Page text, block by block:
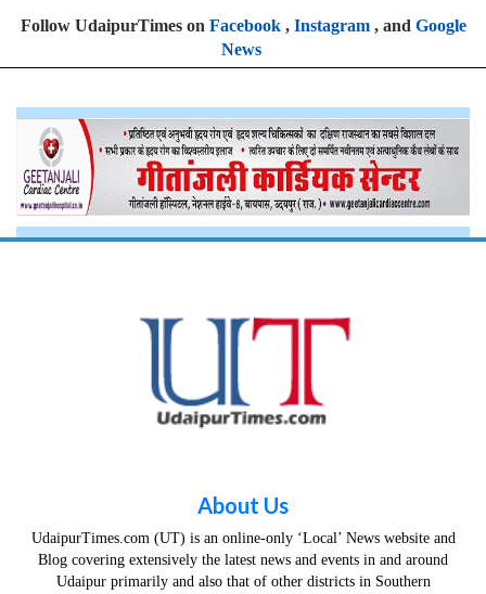
Follow UdaipurTimes on Facebook, Instagram, and Google
News
About Us
UdaipurTimes.com (UT) is an online-only ‘Local’ News website and
Blog covering extensively the latest news and events in and around
Udaipur primarily and also that of other districts in Southern